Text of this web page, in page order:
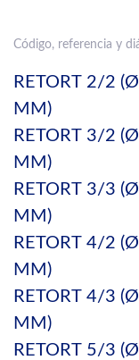
Código, referencia y
RETORT 2/2
MM)
RETORT 3/2
MM)
RETORT 3/3
MM)
RETORT 4/2
MM)
RETORT 4/3
MM)
RETORT 5/3